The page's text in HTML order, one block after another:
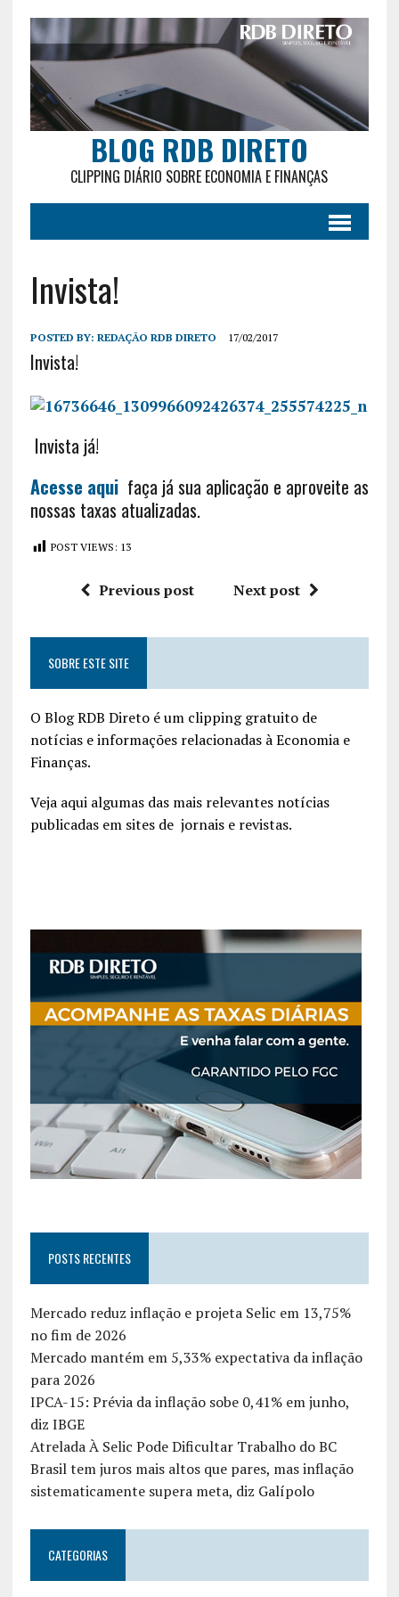
BLOG RDB DIRETO
CLIPPING DIÁRIO SOBRE ECONOMIA E FINANÇAS
Invista!
POSTED BY: REDAÇÃO RDB DIRETO 17/02/2017
Invista!
Invista já!
Acesse aqui faça já sua aplicação e aproveite as
nossas taxas atualizadas.
POST VIEWS: 13
Previous post Next post
SOBRE ESTE SITE
O Blog RDB Direto é um clipping gratuito de
notícias e informações relacionadas à Economia e
Finanças.
Veja aqui algumas das mais relevantes notícias
publicadas em sites de jornais e revistas.
POSTS RECENTES
Mercado reduz inflação e projeta Selic em 13,75%
no fim de 2026
Mercado mantém em 5,33% expectativa da inflação
para 2026
IPCA-15: Prévia da inflação sobe 0,41% em junho,
diz IBGE
Atrelada À Selic Pode Dificultar Trabalho do BC
Brasil tem juros mais altos que pares, mas inflação
sistematicamente supera meta, diz Galípolo
CATEGORIAS